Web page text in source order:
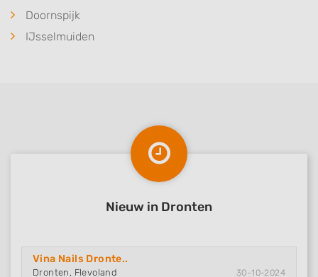
Doornspijk
IJsselmuiden
Nieuw in Dronten
Vina Nails Dronte..
Dronten, Flevoland 30-10-2024